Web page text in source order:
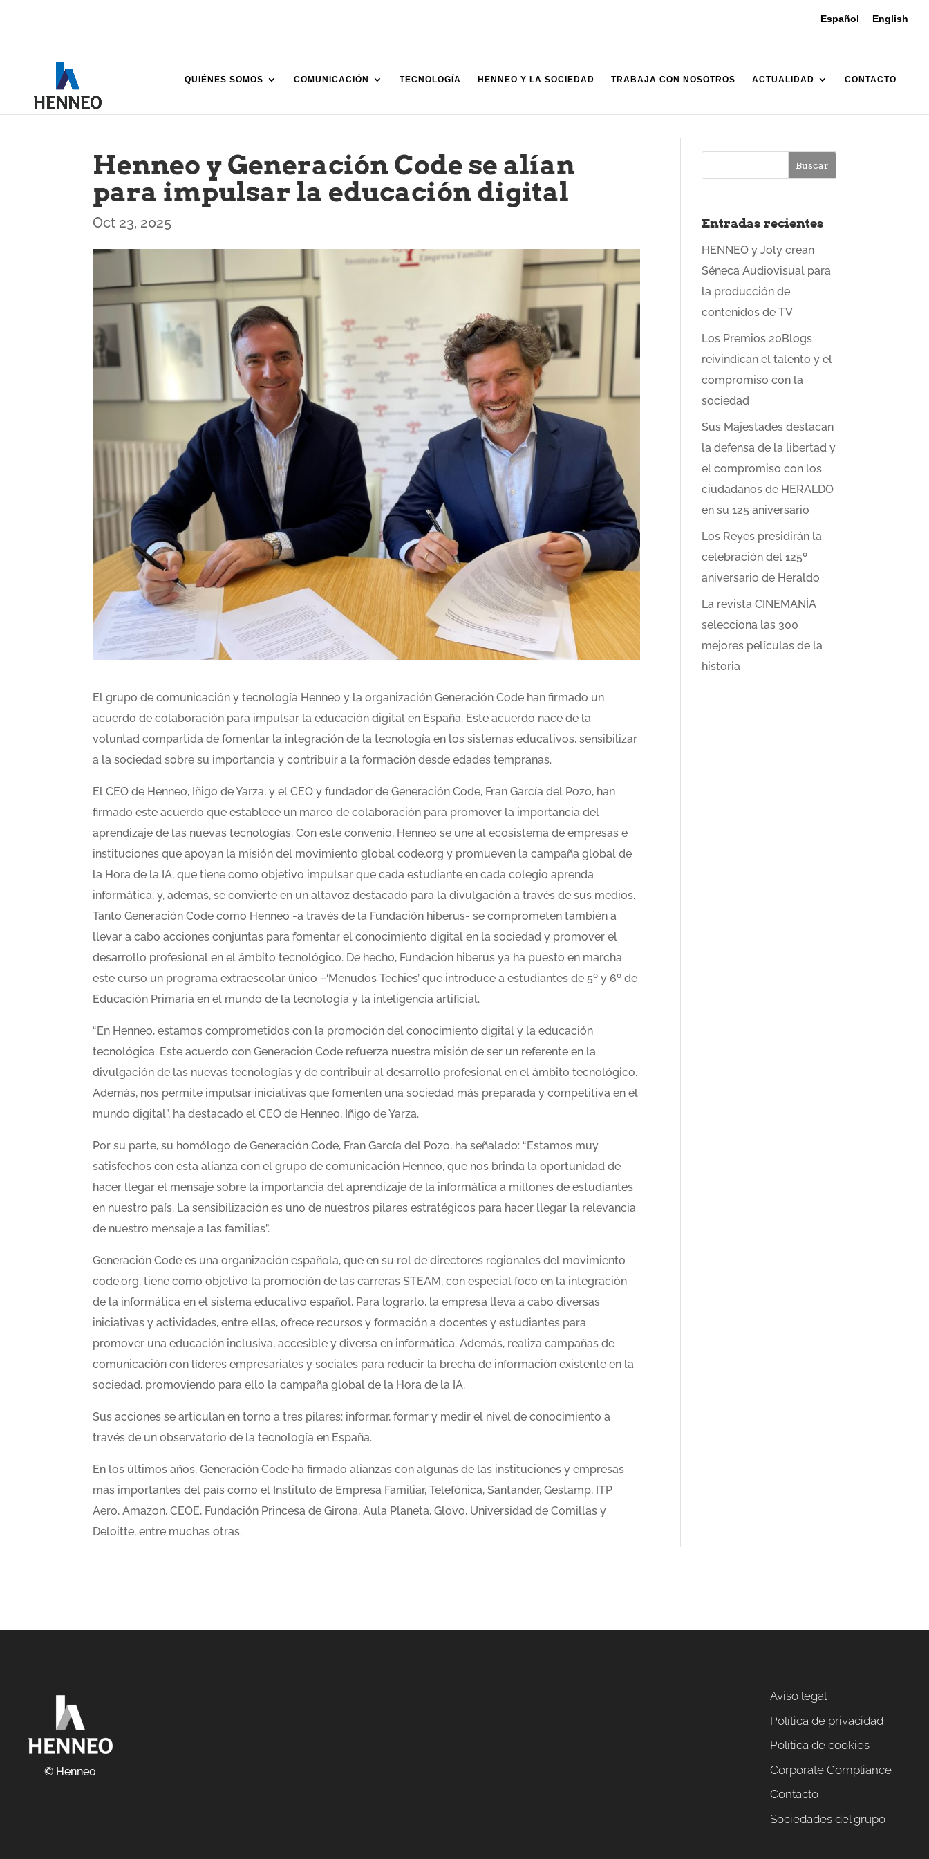
Español English
QUIÉNES SOMOS COMUNICACIÓN TECNOLOGÍA HENNEO Y LA SOCIEDAD TRABAJA CON NOSOTROS ACTUALIDAD CONTACTO
Henneo y Generación Code se alían
para impulsar la educación digital
Oct 23, 2025
El grupo de comunicación y tecnología Henneo y la organización Generación Code han firmado un
acuerdo de colaboración para impulsar la educación digital en España. Este acuerdo nace de la
voluntad compartida de fomentar la integración de la tecnología en los sistemas educativos, sensibilizar
a la sociedad sobre su importancia y contribuir a la formación desde edades tempranas.
El CEO de Henneo, Iñigo de Yarza, y el CEO y fundador de Generación Code, Fran García del Pozo, han
firmado este acuerdo que establece un marco de colaboración para promover la importancia del
aprendizaje de las nuevas tecnologías. Con este convenio, Henneo se une al ecosistema de empresas e
instituciones que apoyan la misión del movimiento global code.org y promueven la campaña global de
la Hora de la IA, que tiene como objetivo impulsar que cada estudiante en cada colegio aprenda
informática, y, además, se convierte en un altavoz destacado para la divulgación a través de sus medios.
Tanto Generación Code como Henneo -a través de la Fundación hiberus- se comprometen también a
llevar a cabo acciones conjuntas para fomentar el conocimiento digital en la sociedad y promover el
desarrollo profesional en el ámbito tecnológico. De hecho, Fundación hiberus ya ha puesto en marcha
este curso un programa extraescolar único –‘Menudos Techies’ que introduce a estudiantes de 5º y 6º de
Educación Primaria en el mundo de la tecnología y la inteligencia artificial.
“En Henneo, estamos comprometidos con la promoción del conocimiento digital y la educación
tecnológica. Este acuerdo con Generación Code refuerza nuestra misión de ser un referente en la
divulgación de las nuevas tecnologías y de contribuir al desarrollo profesional en el ámbito tecnológico.
Además, nos permite impulsar iniciativas que fomenten una sociedad más preparada y competitiva en el
mundo digital”, ha destacado el CEO de Henneo, Iñigo de Yarza.
Por su parte, su homólogo de Generación Code, Fran García del Pozo, ha señalado: “Estamos muy
satisfechos con esta alianza con el grupo de comunicación Henneo, que nos brinda la oportunidad de
hacer llegar el mensaje sobre la importancia del aprendizaje de la informática a millones de estudiantes
en nuestro país. La sensibilización es uno de nuestros pilares estratégicos para hacer llegar la relevancia
de nuestro mensaje a las familias”.
Generación Code es una organización española, que en su rol de directores regionales del movimiento
code.org, tiene como objetivo la promoción de las carreras STEAM, con especial foco en la integración
de la informática en el sistema educativo español. Para lograrlo, la empresa lleva a cabo diversas
iniciativas y actividades, entre ellas, ofrece recursos y formación a docentes y estudiantes para
promover una educación inclusiva, accesible y diversa en informática. Además, realiza campañas de
comunicación con líderes empresariales y sociales para reducir la brecha de información existente en la
sociedad, promoviendo para ello la campaña global de la Hora de la IA.
Sus acciones se articulan en torno a tres pilares: informar, formar y medir el nivel de conocimiento a
través de un observatorio de la tecnología en España.
En los últimos años, Generación Code ha firmado alianzas con algunas de las instituciones y empresas
más importantes del país como el Instituto de Empresa Familiar, Telefónica, Santander, Gestamp, ITP
Aero, Amazon, CEOE, Fundación Princesa de Girona, Aula Planeta, Glovo, Universidad de Comillas y
Deloitte, entre muchas otras.
Entradas recientes
HENNEO y Joly crean
Séneca Audiovisual para
la producción de
contenidos de TV
Los Premios 20Blogs
reivindican el talento y el
compromiso con la
sociedad
Sus Majestades destacan
la defensa de la libertad y
el compromiso con los
ciudadanos de HERALDO
en su 125 aniversario
Los Reyes presidirán la
celebración del 125º
aniversario de Heraldo
La revista CINEMANÍA
selecciona las 300
mejores películas de la
historia
© Henneo
Aviso legal
Política de privacidad
Política de cookies
Corporate Compliance
Contacto
Sociedades del grupo